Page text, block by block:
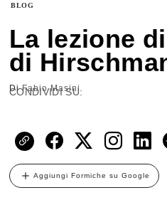
BLOG
La lezione
di
DiFabio Masini
CONDIVIDI SU:
Aggiungi Formiche su Google